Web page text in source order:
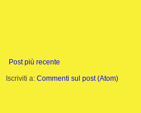
Post più recente
Iscriviti a: Commenti sul post (Atom)